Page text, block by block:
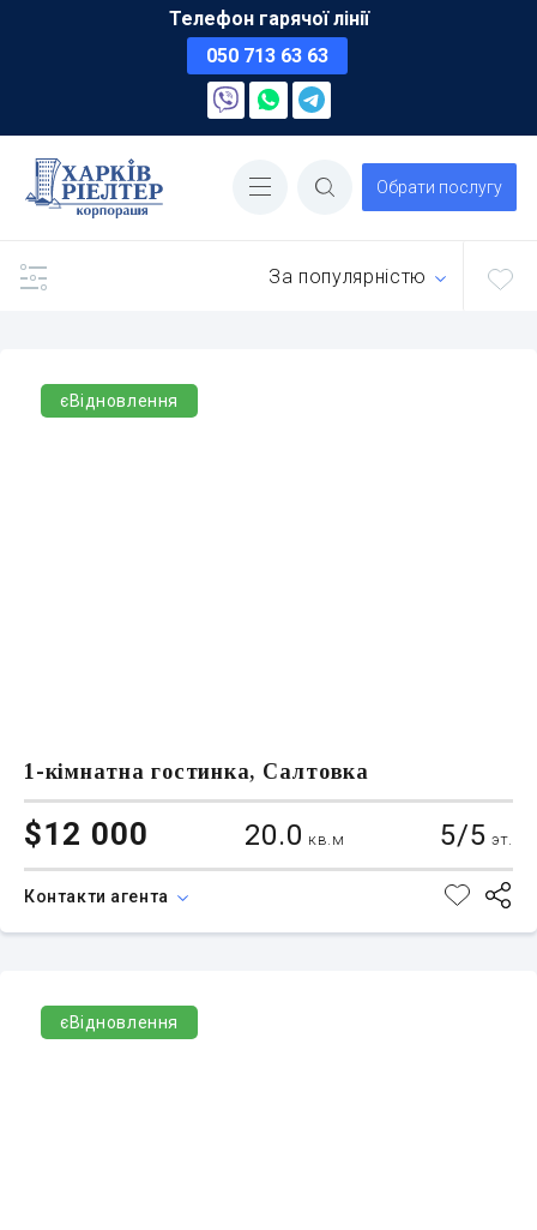
Телефон гарячої лінії
050 713 63 63
Обрати послугу
За популярністю
єВідновлення
1-кімнатна гостинка, Салтовка
$12 000 20.0 кв.м 5/5 эт.
Контакти агента
єВідновлення